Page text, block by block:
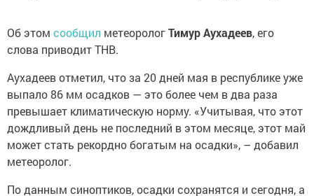
Об этом сообщил метеорологТимур Аухадеев, его
слова приводит ТНВ.
Аухадеев отметил, что за 20 дней мая в республике уже
выпало 86 мм осадков — это более чем в два раза
превышает климатическую норму. «Учитывая, что этот
дождливый день не последний в этом месяце, этот май
может стать рекордно богатым на осадки», – добавил
метеоролог.
По данным синоптиков, осадки сохранятся и сегодня, а